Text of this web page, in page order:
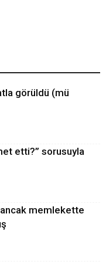
görüldü (mü
etti?” sorusuyla
memlekette